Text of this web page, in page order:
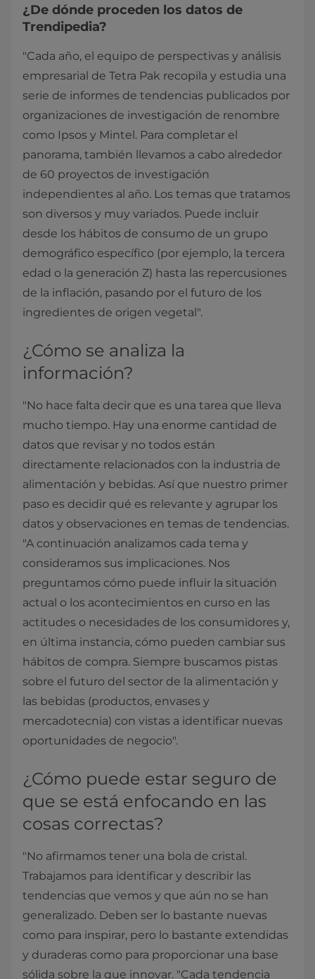
¿De dónde proceden los datos de
Trendipedia?
"Cada año, el equipo de perspectivas y análisis
empresarial de Tetra Pak recopila y estudia una
serie de informes de tendencias publicados por
organizaciones de investigación de renombre
como Ipsos y Mintel. Para completar el
panorama, también llevamos a cabo alrededor
de 60 proyectos de investigación
independientes al año. Los temas que tratamos
son diversos y muy variados. Puede incluir
desde los hábitos de consumo de un grupo
demográfico específico (por ejemplo, la tercera
edad o la generación Z) hasta las repercusiones
de la inflación, pasando por el futuro de los
ingredientes de origen vegetal".
¿Cómo se analiza la
información?
"No hace falta decir que es una tarea que lleva
mucho tiempo. Hay una enorme cantidad de
datos que revisar y no todos están
directamente relacionados con la industria de
alimentación y bebidas. Así que nuestro primer
paso es decidir qué es relevante y agrupar los
datos y observaciones en temas de tendencias.
"A continuación analizamos cada tema y
consideramos sus implicaciones. Nos
preguntamos cómo puede influir la situación
actual o los acontecimientos en curso en las
actitudes o necesidades de los consumidores y,
en última instancia, cómo pueden cambiar sus
hábitos de compra. Siempre buscamos pistas
sobre el futuro del sector de la alimentación y
las bebidas (productos, envases y
mercadotecnia) con vistas a identificar nuevas
oportunidades de negocio".
¿Cómo puede estar seguro de
que se está enfocando en las
cosas correctas?
"No afirmamos tener una bola de cristal.
Trabajamos para identificar y describir las
tendencias que vemos y que aún no se han
generalizado. Deben ser lo bastante nuevas
como para inspirar, pero lo bastante extendidas
y duraderas como para proporcionar una base
sólida sobre la que innovar. "Cada tendencia